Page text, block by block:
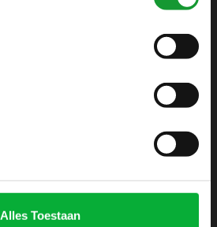
Alles Toestaan
Disclaimer
Privacy Policy